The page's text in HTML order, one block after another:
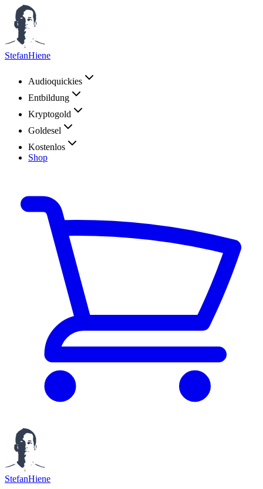
StefanHiene
Audioquickies
Entbildung
Kryptogold
Goldesel
Kostenlos
Shop
StefanHiene